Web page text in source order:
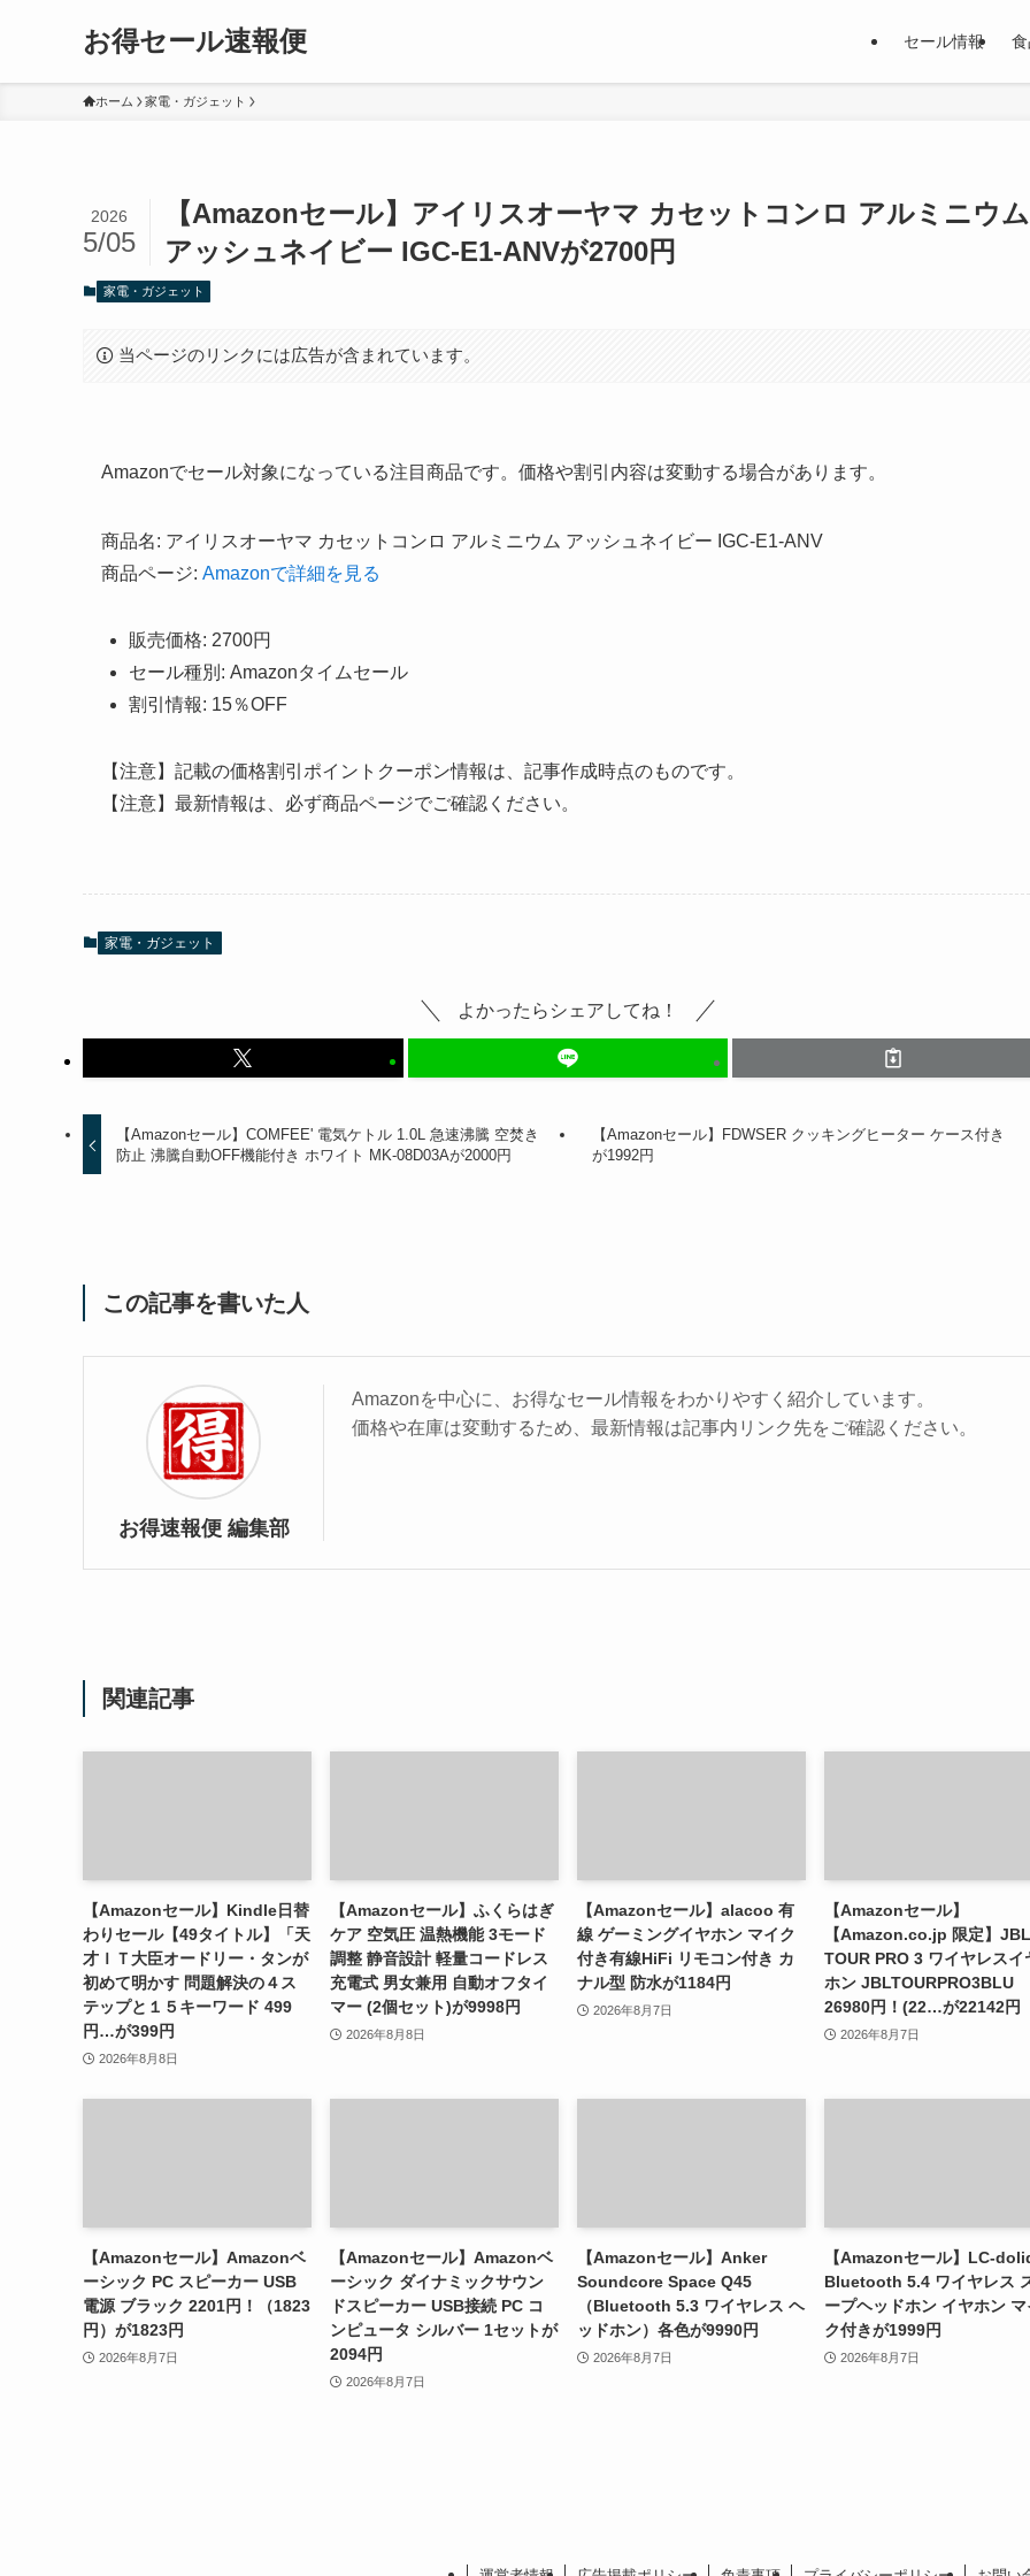
お得セール速報便 セール情報
ホーム 家電・ガジェット
【Amazonセール】アイリスオーヤマ カセットコンロ アルミニウム
アッシュネイビー IGC-E1-ANVが2700円
2026
5/05
家電・ガジェット
当ページのリンクには広告が含まれています。
Amazonでセール対象になっている注目商品です。価格や割引内容は変動する場合があります。
商品名: アイリスオーヤマ カセットコンロ アルミニウム アッシュネイビー IGC-E1-ANV
商品ページ: Amazonで詳細を見る
販売価格: 2700円
セール種別: Amazonタイムセール
割引情報: 15％OFF
【注意】記載の価格割引ポイントクーポン情報は、記事作成時点のものです。
【注意】最新情報は、必ず商品ページでご確認ください。
家電・ガジェット
よかったらシェアしてね！
【Amazonセール】COMFEE' 電気ケトル 1.0L 急速沸騰 空焚き
防止 沸騰自動OFF機能付き ホワイト MK-08D03Aが2000円
【Amazonセール】FDWSER クッキングヒーター ケース付き
が1992円
この記事を書いた人
お得速報便 編集部
Amazonを中心に、お得なセール情報をわかりやすく紹介しています。
価格や在庫は変動するため、最新情報は記事内リンク先をご確認ください。
関連記事
【Amazonセール】Kindle日替
わりセール【49タイトル】「天
才ＩＴ大臣オードリー・タンが
初めて明かす 問題解決の４ス
テップと１５キーワード 499
円…が399円
2026年8月8日
【Amazonセール】ふくらはぎ
ケア 空気圧 温熱機能 3モード
調整 静音設計 軽量コードレス
充電式 男女兼用 自動オフタイ
マー (2個セット)が9998円
2026年8月8日
【Amazonセール】alacoo 有
線 ゲーミングイヤホン マイク
付き有線HiFi リモコン付き カ
ナル型 防水が1184円
2026年8月7日
【Amazonセール】
【Amazon.co.jp 限定】JBL
TOUR PRO 3 ワイヤレスイ
ホン JBLTOURPRO3BLU
26980円！(22…が22142円
2026年8月7日
【Amazonセール】Amazonベ
ーシック PC スピーカー USB
電源 ブラック 2201円！（1823
円）が1823円
2026年8月7日
【Amazonセール】Amazonベ
ーシック ダイナミックサウン
ドスピーカー USB接続 PC コ
ンピュータ シルバー 1セットが
2094円
2026年8月7日
【Amazonセール】Anker
Soundcore Space Q45
（Bluetooth 5.3 ワイヤレス ヘ
ッドホン）各色が9990円
2026年8月7日
【Amazonセール】LC-
Bluetooth 5.4 ワイヤレス
ープヘッドホン イヤホン マ
ク付きが1999円
2026年8月7日